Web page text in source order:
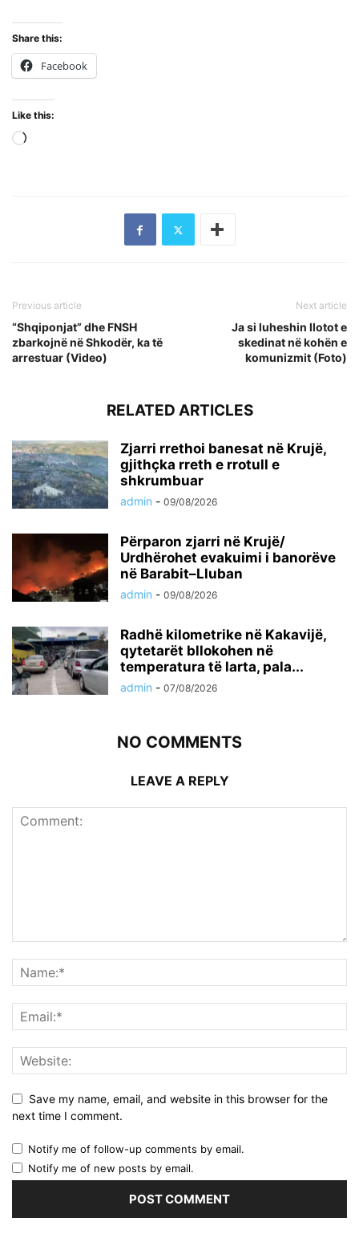
Share this:
Facebook
Like this:
Previous article
“Shqiponjat” dhe FNSH
zbarkojnë në Shkodër, ka të
arrestuar (Video)
Next article
Ja si luheshin llotot e
skedinat në kohën e
komunizmit (Foto)
RELATED ARTICLES
Zjarri rrethoi banesat në Krujë,
gjithçka rreth e rrotull e
shkrumbuar
admin - 09/08/2026
Përparon zjarri në Krujë/
Urdhërohet evakuimi i banorëve
në Barabit–Lluban
admin - 09/08/2026
Radhë kilometrike në Kakavijë,
qytetarët bllokohen në
temperatura të larta, pala...
admin - 07/08/2026
NO COMMENTS
LEAVE A REPLY
Save my name, email, and website in this browser for the
next time I comment.
Notify me of follow-up comments by email.
Notify me of new posts by email.